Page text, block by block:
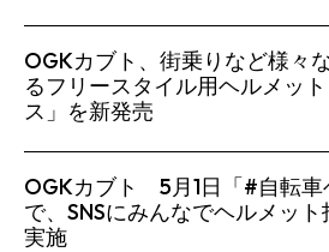
OGKカブト、街乗りなど様々
るフリースタイル用ヘルメッ
ス」を新発売
OGKカブト 5月1日「#自転車
で、SNSにみんなでヘルメッ
実施